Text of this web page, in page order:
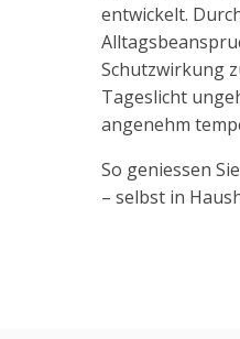
entwickelt.
Schutzwirkung
Tageslicht
angenehm
So geniessen
– selbst in